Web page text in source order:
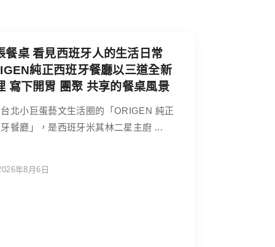
餐桌 看見西班牙人的生活日常
純正西班牙餐廳以三道全新
寫下開胃 團聚 共享的餐桌風景
北小巨蛋藝文生活圈的「ORIGEN 純正
餐廳」，是西班牙米其林二星主廚 ...
年8月6日